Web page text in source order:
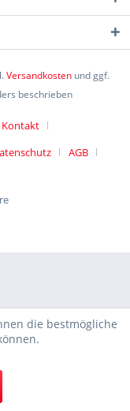
Versandkosten und ggf.
beschrieben
Kontakt
AGB
die bestmögliche